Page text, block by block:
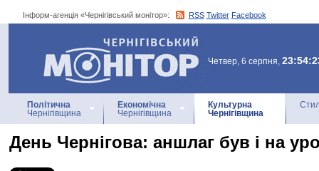
Інформ-агенція «Чернігівський монітор»: RSS Twitter Facebook
Інформ-агенція
«Чернігівський монітор»
Четвер, 6 серпня,
Політична
Чернігівщина
Економічна
Чернігівщина
Культурна
Чернігівщина
День Чернігова: аншлаг був і на